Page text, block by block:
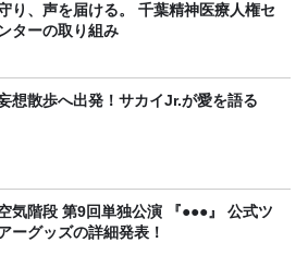
り、声を届ける。 千葉精神医療人権セ
ターの取り組み
想散歩へ出発！サカイJr.が愛を語る
気階段 第9回単独公演 『●●●』 公式ツ
ーグッズの詳細発表！